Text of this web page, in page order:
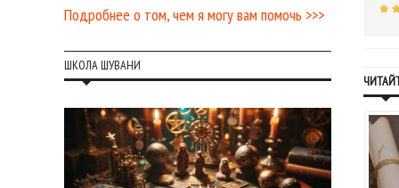
Подробнее о том, чем я могу вам помочь >>>
ШКОЛА ШУВАНИ